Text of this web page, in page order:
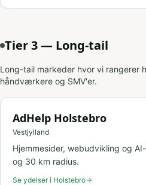
Tier 3 — Long-tail
Long-tail markeder hvor vi rangerer
håndværkere og SMV'er.
AdHelp Holstebro
Vestjylland
Hjemmesider, webudvikling og
og 30 km radius.
Se ydelser i Holstebro